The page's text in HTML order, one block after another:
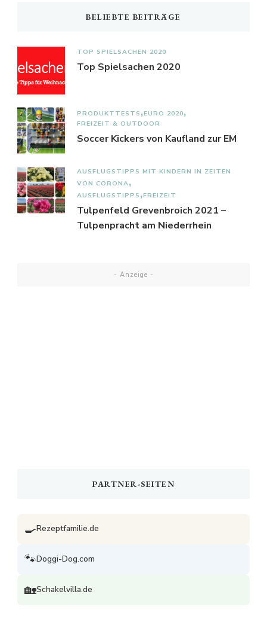
BELIEBTE BEITRÄGE
TOP SPIELSACHEN 2020
Top Spielsachen 2020
PRODUKTTESTS EURO 2020
FREIZEIT & OUTDOOR
Soccer Kickers von Kaufland zur EM
AUSFLUGSTIPPS MIT KINDERN IN ZEITEN
VON CORONA
AUSFLUGSTIPPS FREIZEIT
Tulpenfeld Grevenbroich 2021 –
Tulpenpracht am Niederrhein
- Anzeige -
PARTNER-SEITEN
🍳Rezeptfamilie.de
🐾Doggi-Dog.com
🏡Schakelvilla.de